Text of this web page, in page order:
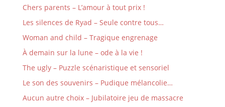
Chers parents – L’amour à tout prix !
Les silences de Ryad – Seule contre tous…
Woman and child – Tragique engrenage
À demain sur la lune – ode à la vie !
The ugly – Puzzle scénaristique et sensoriel
Le son des souvenirs – Pudique mélancolie…
Aucun autre choix – Jubilatoire jeu de massacre